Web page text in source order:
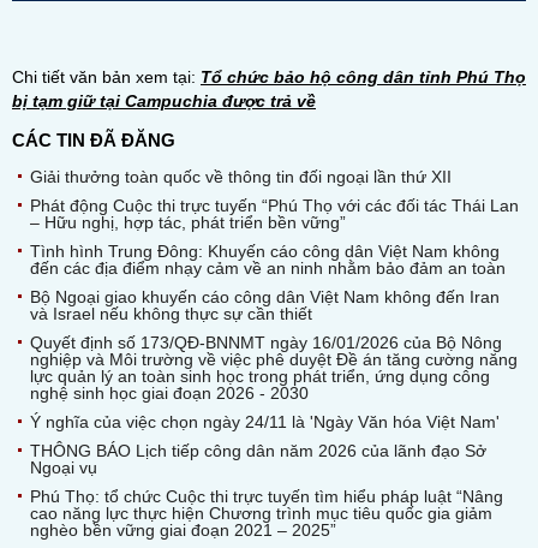
Chi tiết văn bản xem tại: Tổ chức bảo hộ công dân tỉnh Phú Thọ
bị tạm giữ tại Campuchia được trả về
CÁC TIN ĐÃ ĐĂNG
Giải thưởng toàn quốc về thông tin đối ngoại lần thứ XII
Phát động Cuộc thi trực tuyến “Phú Thọ với các đối tác Thái Lan
– Hữu nghị, hợp tác, phát triển bền vững”
Tình hình Trung Đông: Khuyến cáo công dân Việt Nam không
đến các địa điểm nhạy cảm về an ninh nhằm bảo đảm an toàn
Bộ Ngoại giao khuyến cáo công dân Việt Nam không đến Iran
và Israel nếu không thực sự cần thiết
Quyết định số 173/QĐ-BNNMT ngày 16/01/2026 của Bộ Nông
nghiệp và Môi trường về việc phê duyệt Đề án tăng cường năng
lực quản lý an toàn sinh học trong phát triển, ứng dụng công
nghệ sinh học giai đoạn 2026 - 2030
Ý nghĩa của việc chọn ngày 24/11 là 'Ngày Văn hóa Việt Nam'
THÔNG BÁO Lịch tiếp công dân năm 2026 của lãnh đạo Sở
Ngoại vụ
Phú Thọ: tổ chức Cuộc thi trực tuyến tìm hiểu pháp luật “Nâng
cao năng lực thực hiện Chương trình mục tiêu quốc gia giảm
nghèo bền vững giai đoạn 2021 – 2025”